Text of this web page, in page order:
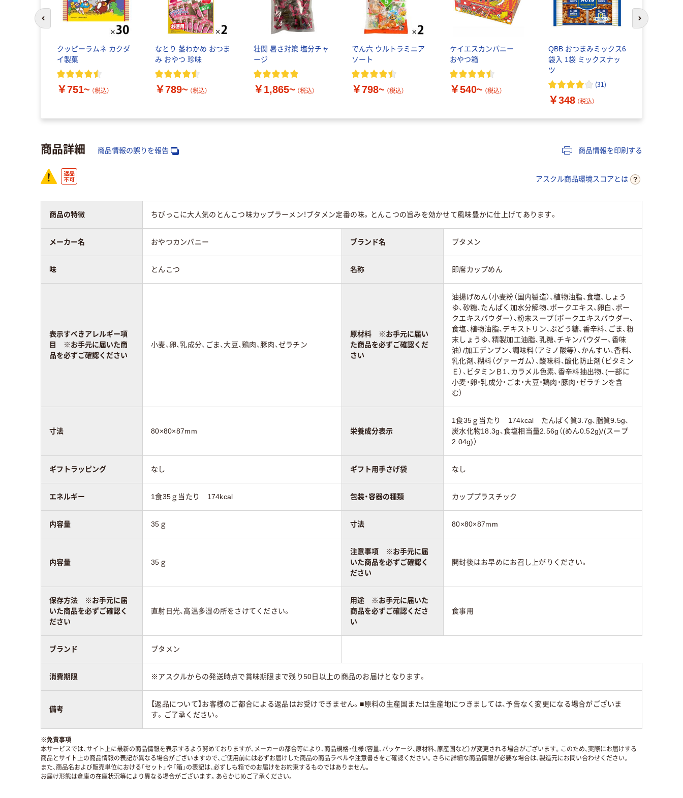
クッピーラムネ カクダ
イ製菓
￥751~ （税込）
なとり 茎わかめ おつま
み おやつ 珍味
￥789~ （税込）
壮関 暑さ対策 塩分チャ
ージ
￥1,865~ （税込）
でん六 ウルトラミニア
ソート
￥798~ （税込）
ケイエスカンパニー
おやつ箱
￥540~ （税込）
QBB おつまみミックス6
袋入 1袋 ミックスナッ
ツ
(31)
￥348 （税込）
前のスライドへ 次のスライド
商品詳細 商品情報の誤りを報告 商品情報を印刷する
アスクル商品環境スコアとは
商品の特徴 ちびっこに大人気のとんこつ味カップラーメン！ブタメン定番の味。とんこつの旨みを効かせて風味豊かに仕上げてあります。
メーカー名 おやつカンパニー ブランド名 ブタメン
味 とんこつ 名称 即席カップめん
表示すべきアレルギー項
目 ※お手元に届いた商
品を必ずご確認ください
小麦、卵、乳成分、ごま、大豆、鶏肉、豚肉、ゼラチン
原材料 ※お手元に届い
た商品を必ずご確認くだ
さい
油揚げめん（小麦粉（国内製造）、植物油脂、食塩、しょう
ゆ、砂糖、たんぱく加水分解物、ポークエキス、卵白、ポー
クエキスパウダー）、粉末スープ（ポークエキスパウダー、
食塩、植物油脂、デキストリン、ぶどう糖、香辛料、ごま、粉
末しょうゆ、精製加工油脂、乳糖、チキンパウダー、香味
油）/加工デンプン、調味料（アミノ酸等）、かんすい、香料、
乳化剤、糊料（グァーガム）、酸味料、酸化防止剤（ビタミン
Ｅ）、ビタミンＢ1、カラメル色素、香辛料抽出物、(一部に
小麦・卵・乳成分・ごま・大豆・鶏肉・豚肉・ゼラチンを含
む）
寸法 80×80×87mm 栄養成分表示
1食35ｇ当たり 174kcal たんぱく質3.7g、脂質9.5g、
炭水化物18.3g、食塩相当量2.56g（(めん0.52g)/(スープ
2.04g)）
ギフトラッピング なし ギフト用手さげ袋 なし
エネルギー 1食35ｇ当たり 174kcal 包装・容器の種類 カッププラスチック
内容量 35ｇ 寸法 80×80×87mm
内容量 35ｇ
注意事項 ※お手元に届
いた商品を必ずご確認く
ださい
開封後はお早めにお召し上がりください。
保存方法 ※お手元に届
いた商品を必ずご確認く
ださい
直射日光、高温多湿の所をさけてください。
用途 ※お手元に届いた
商品を必ずご確認くださ
い
食事用
ブランド ブタメン
消費期限 ※アスクルからの発送時点で賞味期限まで残り50日以上の商品のお届けとなります。
備考
【返品について】お客様のご都合による返品はお受けできません。■原料の生産国または生産地につきましては、予告なく変更になる場合がございま
す。ご了承ください。
※免責事項
本サービスでは、サイト上に最新の商品情報を表示するよう努めておりますが、メーカーの都合等により、商品規格・仕様（容量、パッケージ、原材料、原産国など）が変更される場合がございます。このため、実際にお届けする
商品とサイト上の商品情報の表記が異なる場合がございますので、ご使用前には必ずお届けした商品の商品ラベルや注意書きをご確認ください。さらに詳細な商品情報が必要な場合は、製造元にお問い合わせください。
また、商品名および販売単位における「セット」や「箱」の表記は、必ずしも箱でのお届けをお約束するものではありません。
お届け形態は倉庫の在庫状況等により異なる場合がございます。あらかじめご了承ください。